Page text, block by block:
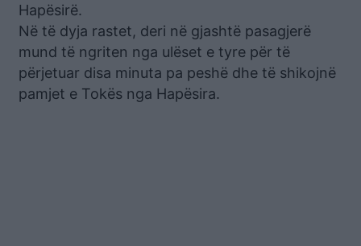
Hapësirë.
Në të dyja rastet, deri në gjashtë pasagjerë
mund të ngriten nga ulëset e tyre për të
përjetuar disa minuta pa peshë dhe të shikojnë
pamjet e Tokës nga Hapësira.